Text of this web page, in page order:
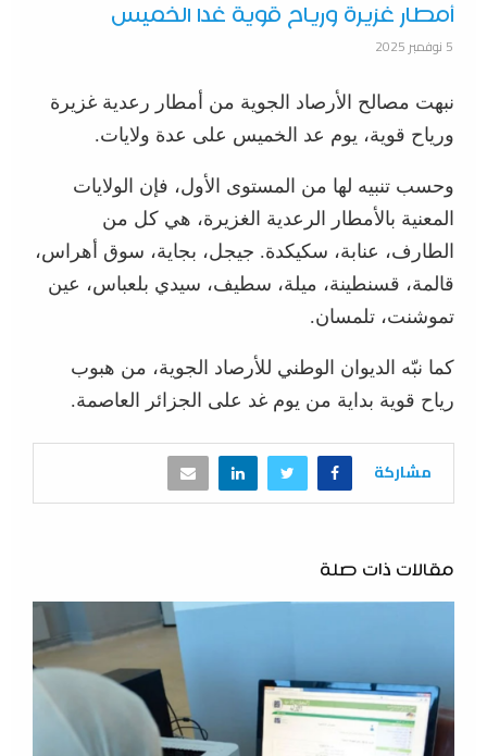
أمطار غزيرة ورياح قوية غدا الخميس
5 نوفمبر 2025
نبهت مصالح الأرصاد الجوية من أمطار رعدية غزيرة
ورياح قوية، يوم عد الخميس على عدة ولايات.
وحسب تنبيه لها من المستوى الأول، فإن الولايات
المعنية بالأمطار الرعدية الغزيرة، هي كل من
الطارف، عنابة، سكيكدة. جيجل، بجاية، سوق أهراس،
قالمة، قسنطينة، ميلة، سطيف، سيدي بلعباس، عين
تموشنت، تلمسان.
كما نبّه الديوان الوطني للأرصاد الجوية، من هبوب
رياح قوية بداية من يوم غد على الجزائر العاصمة.
مشاركة
مقالات ذات صلة